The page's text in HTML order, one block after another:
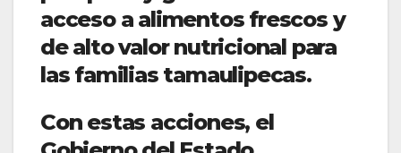
acceso a alimentos frescos y
de alto valor nutricional para
las familias tamaulipecas.
Con estas acciones, el